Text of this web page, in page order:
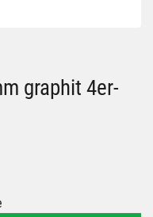
graphit 4er-